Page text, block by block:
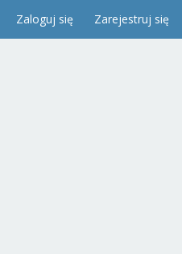
Zaloguj się Zarejestruj się